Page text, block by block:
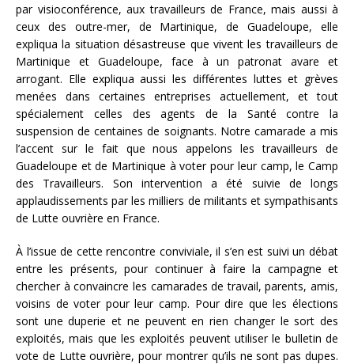
par visioconférence, aux travailleurs de France, mais aussi à
ceux des outre-mer, de Martinique, de Guadeloupe, elle
expliqua la situation désastreuse que vivent les travailleurs de
Martinique et Guadeloupe, face à un patronat avare et
arrogant. Elle expliqua aussi les différentes luttes et grèves
menées dans certaines entreprises actuellement, et tout
spécialement celles des agents de la Santé contre la
suspension de centaines de soignants. Notre camarade a mis
l’accent sur le fait que nous appelons les travailleurs de
Guadeloupe et de Martinique à voter pour leur camp, le Camp
des Travailleurs. Son intervention a été suivie de longs
applaudissements par les milliers de militants et sympathisants
de Lutte ouvrière en France.
À l’issue de cette rencontre conviviale, il s’en est suivi un débat
entre les présents, pour continuer à faire la campagne et
chercher à convaincre les camarades de travail, parents, amis,
voisins de voter pour leur camp. Pour dire que les élections
sont une duperie et ne peuvent en rien changer le sort des
exploités, mais que les exploités peuvent utiliser le bulletin de
vote de Lutte ouvrière, pour montrer qu’ils ne sont pas dupes.